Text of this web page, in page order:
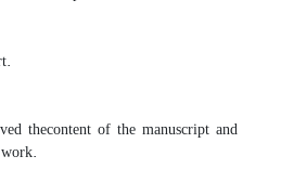
thecontent of the manuscript and